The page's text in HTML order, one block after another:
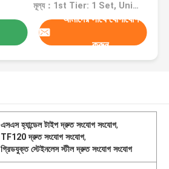
মূল্য：1st Tier: 1 Set, Unit Price USD 3.00 2nd Tier: 2-5 Sets, Unit Price USD 2.00 3rd Tier: Over 5 Sets, Unit Price USD 1.00
আমাদের সাথে যোগাযোগ
করুন
এসএস হ্যান্ডেল টাইপ দ্রুত সংযোগ সংযোগ,
TF120 দ্রুত সংযোগ সংযোগ,
গ্রিডযুক্ত স্টেইনলেস স্টীল দ্রুত সংযোগ সংযোগ